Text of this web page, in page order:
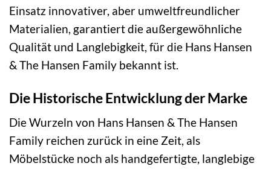
Einsatz innovativer, aber umweltfreundlicher
Materialien, garantiert die außergewöhnliche
Qualität und Langlebigkeit, für die Hans Hansen
& The Hansen Family bekannt ist.
Die Historische Entwicklung der Marke
Die Wurzeln von Hans Hansen & The Hansen
Family reichen zurück in eine Zeit, als
Möbelstücke noch als handgefertigte, langlebige